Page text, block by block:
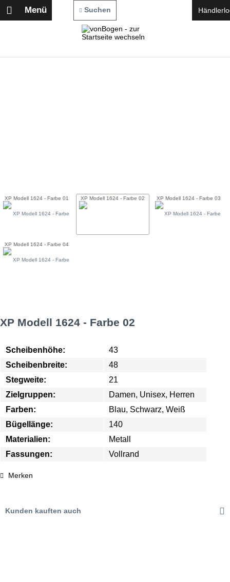
Suchen
Menü
XP Modell 1624 - Farbe 01 XP Modell 1624 - Farbe 02 XP Modell 1624 - Farbe 03
XP Modell 1624 - Farbe 04
XP Modell 1624 - Farbe 02
Scheibenhöhe:
43
Scheibenbreite:
48
Stegweite:
21
Zielgruppen:
Damen, Unisex, Herren
Farben:
Blau, Schwarz, Weiß
Bügellänge:
140
Materialien:
Metall
Fassungen:
Vollrand
Merken
Kunden kauften auch